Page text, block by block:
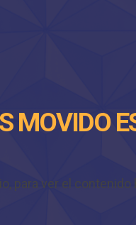
MOVIDO
para ver el